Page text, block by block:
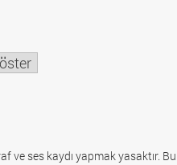
ve ses kaydı yapmak yasaktır.